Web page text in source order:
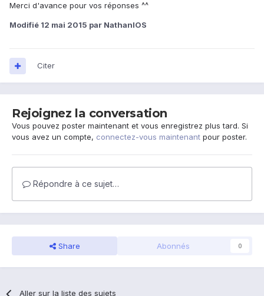
Merci d'avance pour vos réponses ^^
Modifié 12 mai 2015 par NathanIOS
Citer
Rejoignez la conversation
Vous pouvez poster maintenant et vous enregistrez plus tard. Si
vous avez un compte, connectez-vous maintenant pour poster.
Répondre à ce sujet…
Share Abonnés 0
Aller sur la liste des sujets